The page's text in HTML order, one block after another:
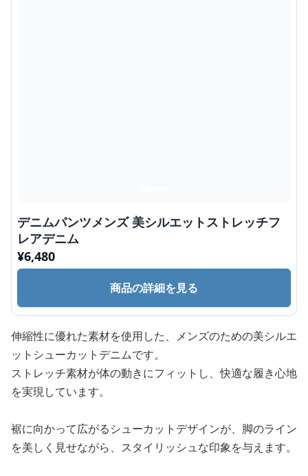
デニムパンツメンズ 美シルエットストレッチフ
レアデニム
¥6,480
商品の詳細を見る
伸縮性に優れた素材を使用した、メンズのための美シルエ
ットシューカットデニムです。
ストレッチ素材が体の動きにフィットし、快適な履き心地
を実現しています。
裾に向かって広がるシューカットデザインが、脚のライン
を美しく見せながら、スタイリッシュな印象を与えます。